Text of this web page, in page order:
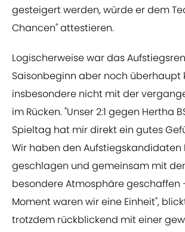
gesteigert werden, würde er dem
Chancen" attestieren.
Logischerweise war das
Saisonbeginn aber noch überhaupt
insbesondere nicht mit der
im Rücken. "Unser 2:1 gegen Hertha
Spieltag hat mir direkt ein gutes
Wir haben den Aufstiegskandidaten
geschlagen und gemeinsam mit
besondere Atmosphäre geschaffen
Moment waren wir eine Einheit",
trotzdem rückblickend mit einer